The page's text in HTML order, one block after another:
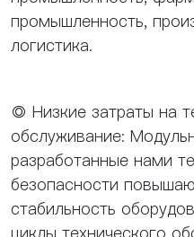
промышленность,
логистика.
◎ Низкие затраты на
обслуживание:
разработанные нами
безопасности
стабильность